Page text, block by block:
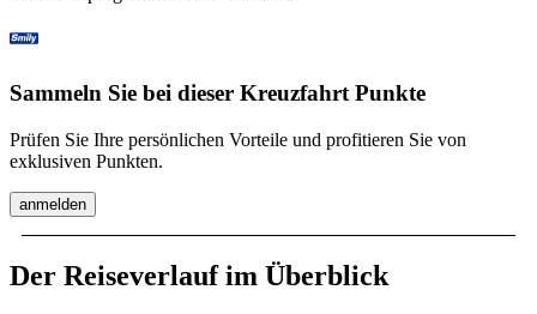
Sammeln Sie bei dieser Kreuzfahrt Punkte
Prüfen Sie Ihre persönlichen Vorteile und profitieren Sie von
exklusiven Punkten.
anmelden
Der Reiseverlauf im Überblick